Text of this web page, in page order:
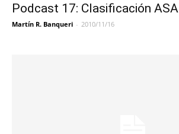
Podcast 17: Clasificación ASA
Martín R. Banqueri - 2010/11/16